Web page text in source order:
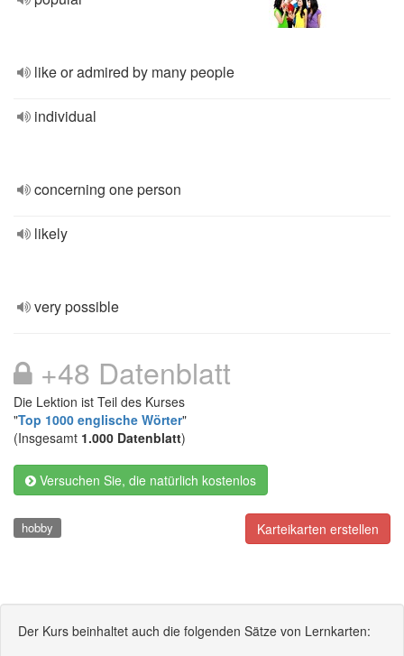
like or admired by many people
individual
concerning one person
likely
very possible
+48 Datenblatt
Die Lektion ist Teil des Kurses
"Top 1000 englische Wörter"
(Insgesamt 1.000 Datenblatt)
Versuchen Sie, die natürlich kostenlos
Karteikarten erstellen
hobby
Der Kurs beinhaltet auch die folgenden Sätze von Lernkarten: